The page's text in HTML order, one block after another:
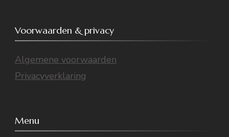
Voorwaarden & privacy
Algemene voorwaarden
Privacyverklaring
Menu